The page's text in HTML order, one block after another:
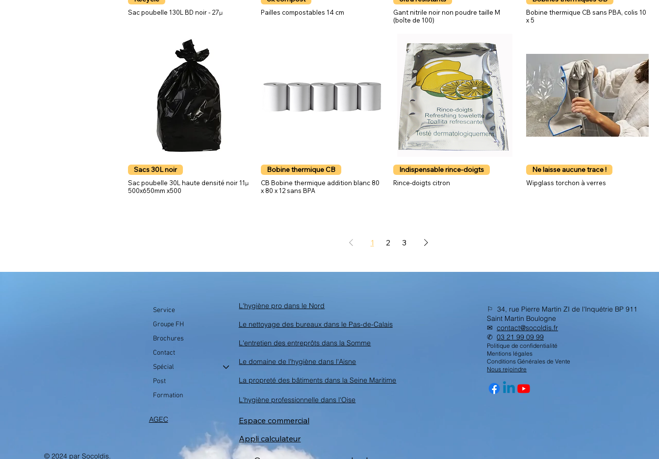
Sac poubelle 130L BD noir - 27µ Pailles compostables 14 cm
Gant nitrile noir non poudre taille M
(boîte de 100)
Bobine thermique CB sans PBA, colis 10
x 5
Sacs 30L noir
Sac poubelle 30L haute densité noir 11µ
500x650mm x500
Bobine thermique CB
CB Bobine thermique addition blanc 80
x 80 x 12 sans BPA
Indispensable rince-doigts
Rince-doigts citron
Ne laisse aucune trace !
Wipglass torchon à verres
1 2 3
Service
Groupe FH
Brochures
Contact
Spécial
Post
Formation
AGEC
L'hygiène pro dans le Nord
Le nettoyage des bureaux dans le Pas-de-Calais
L'entretien des entreprôts dans la Somme
Le domaine de l'hygiène dans l'Aisne
La propreté des bâtiments dans la Seine Maritime
L'hygiène professionnelle dans l'Oise
Espace commercial
Appli calculateur
⚐ 34, rue Pierre Martin ZI de l'Inquétrie BP 911
Saint Martin Boulogne
✉︎contact@socoldis.fr
✆03 21 99 09 99
Politique de confidentialité
Mentions légales
Conditions Générales de Vente
Nous rejoindre
© 2024 par Socoldis.